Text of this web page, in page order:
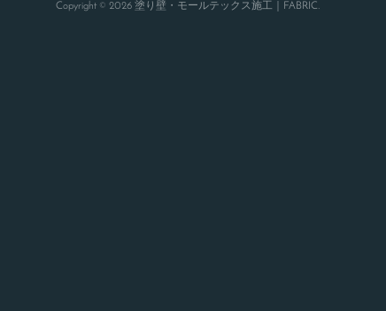
Copyright © 2026 塗り壁・モールテックス施工｜FABRIC.